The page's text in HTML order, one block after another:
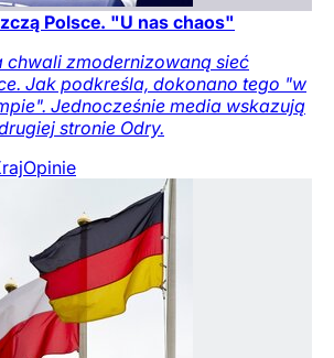
Polsce. "U nas chaos"
chwali zmodernizowaną sieć
Jak podkreśla, dokonano tego "w
Jednocześnie media wskazują
stronie Odry.
Opinie